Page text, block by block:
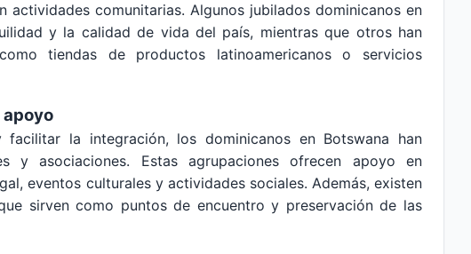
actividades comunitarias. Algunos jubilados dominicanos en
y la calidad de vida del país, mientras que otros han
tiendas de productos latinoamericanos o servicios
la integración, los dominicanos en Botswana han
y asociaciones. Estas agrupaciones ofrecen apoyo en
eventos culturales y actividades sociales. Además, existen
sirven como puntos de encuentro y preservación de las